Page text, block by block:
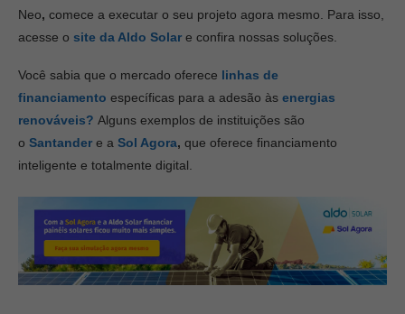
Neo, comece a executar o seu projeto agora mesmo. Para isso,
acesse o site da Aldo Solar e confira nossas soluções.
Você sabia que o mercado oferece linhas de
financiamento específicas para a adesão às energias
renováveis? Alguns exemplos de instituições são
o Santander e a Sol Agora, que oferece financiamento
inteligente e totalmente digital.